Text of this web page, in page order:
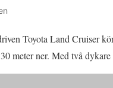
Toyota Land Cruiser
meter ner. Med två